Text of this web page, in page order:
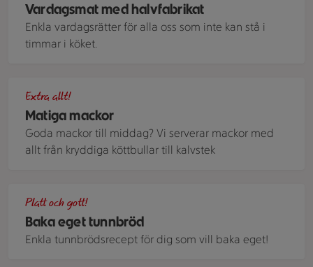
Vardagsmat med halvfabrikat
Enkla vardagsrätter för alla oss som inte kan stå i
timmar i köket.
Matiga mackor
Extra allt!
Goda mackor till middag? Vi serverar mackor med
allt från kryddiga köttbullar till kalvstek
Baka eget tunnbröd
Platt och gott!
Enkla tunnbrödsrecept för dig som vill baka eget!